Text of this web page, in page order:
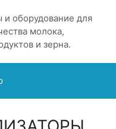
и оборудование для
молока,
и зерна.